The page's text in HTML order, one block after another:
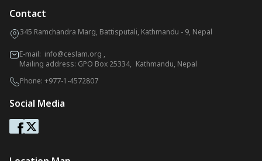
Contact
345 Ramchandra Marg, Battisputali, Kathmandu - 9, Nepal
E-mail: info@ceslam.org ,
Mailing address: GPO Box 25334, Kathmandu, Nepal
Phone: +977-1-4572807
Social Media